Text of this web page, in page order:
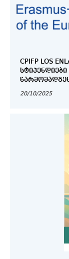
CPIFP LOS
20/10/2025